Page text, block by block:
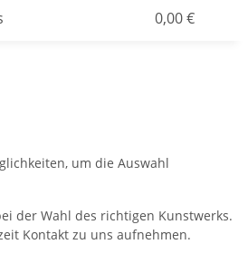
0,00 €
um die Auswahl
der Wahl des richtigen Kunstwerks.
Kontakt zu uns aufnehmen.